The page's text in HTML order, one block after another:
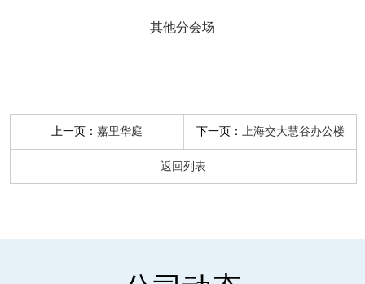
其他分会场
上一页：嘉里华庭 下一页： 上海交大慧谷办公楼
返回列表